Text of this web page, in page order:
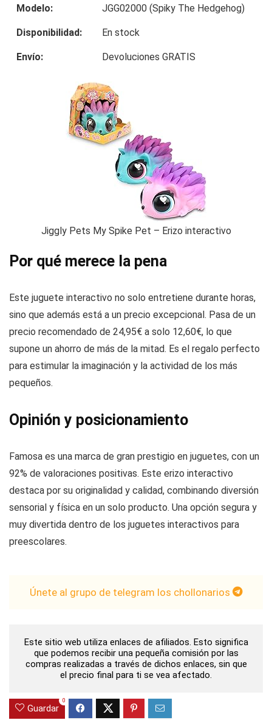
Modelo: JGG02000 (Spiky The Hedgehog)
Disponibilidad: En stock
Envío: Devoluciones GRATIS
Jiggly Pets My Spike Pet – Erizo interactivo
Por qué merece la pena
Este juguete interactivo no solo entretiene durante horas,
sino que además está a un precio excepcional. Pasa de un
precio recomendado de 24,95€ a solo 12,60€, lo que
supone un ahorro de más de la mitad. Es el regalo perfecto
para estimular la imaginación y la actividad de los más
pequeños.
Opinión y posicionamiento
Famosa es una marca de gran prestigio en juguetes, con un
92% de valoraciones positivas. Este erizo interactivo
destaca por su originalidad y calidad, combinando diversión
sensorial y física en un solo producto. Una opción segura y
muy divertida dentro de los juguetes interactivos para
preescolares.
Únete al grupo de telegram los chollonarios
Este sitio web utiliza enlaces de afiliados. Esto significa
que podemos recibir una pequeña comisión por las
compras realizadas a través de dichos enlaces, sin que
el precio final para ti se vea afectado.
Guardar
0